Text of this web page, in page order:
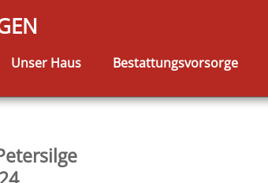
Unser Haus Bestattungsvorsorge